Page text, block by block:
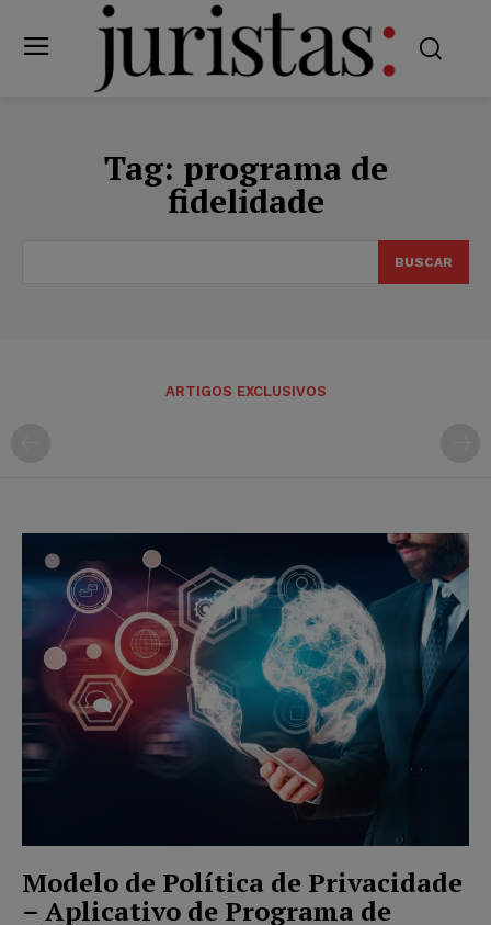
Tag: programa de
fidelidade
BUSCAR
ARTIGOS EXCLUSIVOS
Modelo de Política de Privacidade
– Aplicativo de Programa de